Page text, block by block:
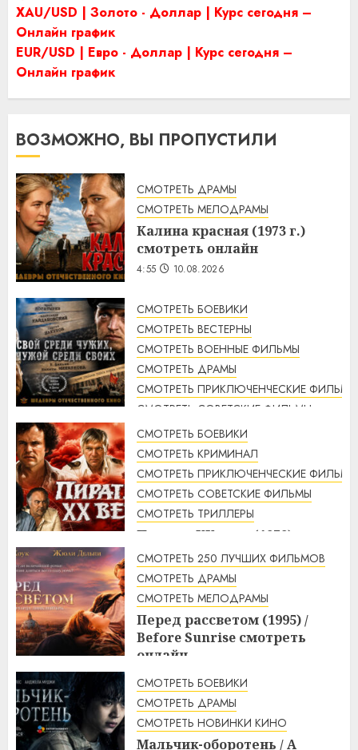
XAU/USD | Золото - Доллар | Курс сегодня –
Онлайн график
EUR/USD | Евро - Доллар | Курс сегодня –
Онлайн график
ВОЗМОЖНО, ВЫ ПРОПУСТИЛИ
СМОТРЕТЬ ДРАМЫ
СМОТРЕТЬ МЕЛОДРАМЫ
Калина красная (1973 г.)
смотреть онлайн
4:55 10.08.2026
СМОТРЕТЬ БОЕВИКИ
СМОТРЕТЬ ВЕСТЕРНЫ
СМОТРЕТЬ ВОЕННЫЕ ФИЛЬМЫ
СМОТРЕТЬ ДРАМЫ
СМОТРЕТЬ ПРИКЛЮЧЕНЧЕСКИЕ ФИЛЬМЫ
СМОТРЕТЬ СОВЕТСКИЕ ФИЛЬМЫ
СМОТРЕТЬ ТРИЛЛЕРЫ
Свой среди чужих, чужой
среди своих (1974 г.)
смотреть онлайн
4:33 10.08.2026
СМОТРЕТЬ БОЕВИКИ
СМОТРЕТЬ КРИМИНАЛ
СМОТРЕТЬ ПРИКЛЮЧЕНЧЕСКИЕ ФИЛЬМЫ
СМОТРЕТЬ СОВЕТСКИЕ ФИЛЬМЫ
СМОТРЕТЬ ТРИЛЛЕРЫ
Пираты ХХ века (1979)
смотреть онлайн
3:23 10.08.2026
СМОТРЕТЬ 250 ЛУЧШИХ ФИЛЬМОВ
СМОТРЕТЬ ДРАМЫ
СМОТРЕТЬ МЕЛОДРАМЫ
Перед рассветом (1995) /
Before Sunrise смотреть
онлайн
3:10 10.08.2026
СМОТРЕТЬ БОЕВИКИ
СМОТРЕТЬ ДРАМЫ
СМОТРЕТЬ НОВИНКИ КИНО
Мальчик-оборотень / A